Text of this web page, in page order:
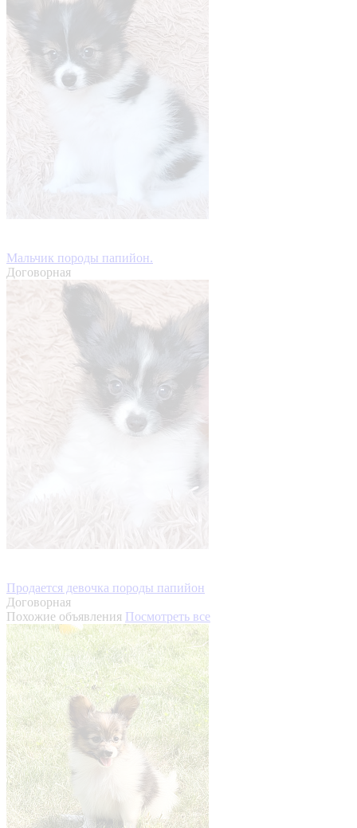
Мальчик породы папийон.
Договорная
Продается девочка породы папийон
Договорная
Похожие объявления Посмотреть все